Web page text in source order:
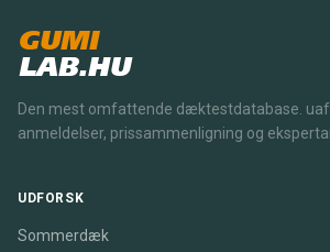
GUMI
LAB.HU
Den mest omfattende dæktestdatabase.
anmeldelser, prissammenligning og
UDFORSK
Sommerdæk